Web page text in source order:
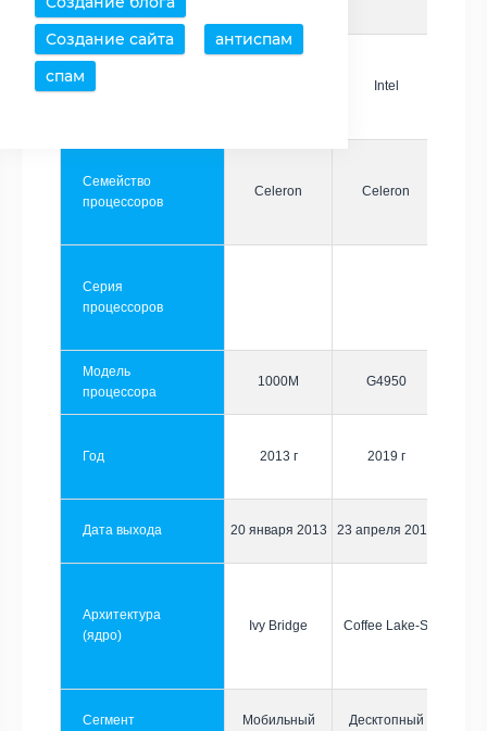
Создание сайта
антиспам
спам
Производитель Intel
Семейство
процессоров
Celeron Celeron
Серия
процессоров
Модель
процессора
1000M G4950
Год 2013 г 2019 г
Дата выхода 20 января 2013 23 апреля 2019
Архитектура
(ядро)
Ivy Bridge Coffee Lake-S
Сегмент Мобильный Десктопный